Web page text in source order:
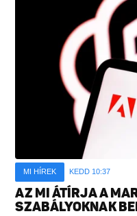
MI HÍREK KEDD 10:37
AZ MI ÁTÍRJA A
SZABÁLYOKNAK